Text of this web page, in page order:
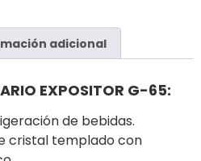
adicional
EXPOSITOR G-65:
de bebidas.
cristal templado con